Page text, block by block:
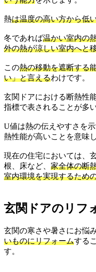
熱は温度の高い方から低
冬であれば温かい室内の
外の熱が涼しい室内へと
この熱の移動を遮断する
い」と言えるわけです。
玄関ドアにおける断熱性
指標で表されることが多い
U値は熱の伝えやすさを
熱性能が高いことを意味し
現在の住宅においては、
根、床など、 家全体の断
室内環境を実現するため
玄関ドアのリフ
玄関の寒さや暑さにお悩
いものにリフォームする
す。